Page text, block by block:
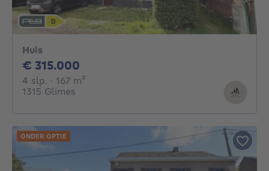
Huis
€ 315.000
4 slp. 4 slaapkamers
· 167 m²
1315 Glimes
ONDER OPTIE